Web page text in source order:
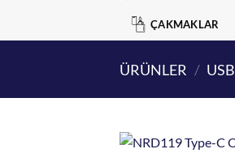
ÇAKMAKLAR
ÜRÜNLER / USB